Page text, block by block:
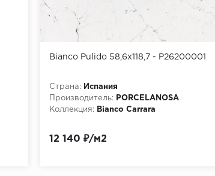
Bianco Pulido 58,6x118,7 - P26200001
Страна:
Испания
Производитель:
PORCELANOSA
Коллекция:
Bianco Carrara
12 140 ₽/м2